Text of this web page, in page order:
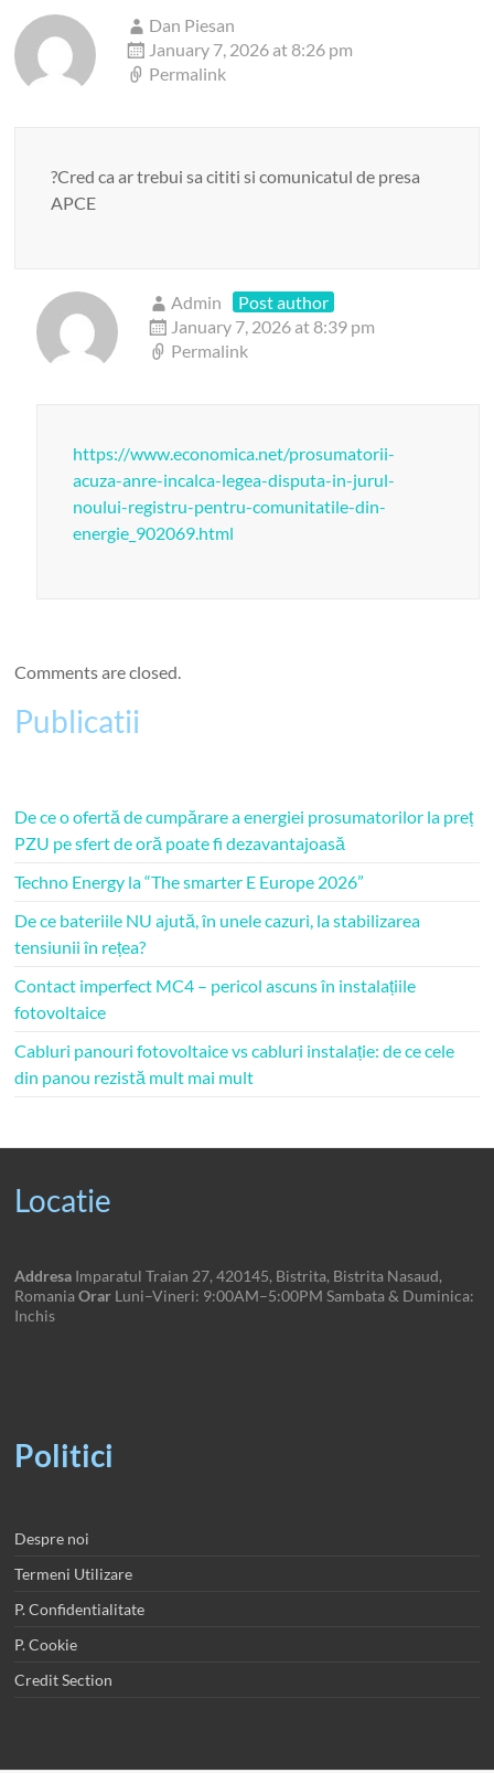
Dan Piesan
January 7, 2026 at 8:26 pm
Permalink
?Cred ca ar trebui sa cititi si comunicatul de presa
APCE
Admin
Post author
January 7, 2026 at 8:39 pm
Permalink
https://www.economica.net/prosumatorii-
acuza-anre-incalca-legea-disputa-in-jurul-
noului-registru-pentru-comunitatile-din-
energie_902069.html
Comments are closed.
Publicatii
De ce o ofertă de cumpărare a energiei prosumatorilor la preț
PZU pe sfert de oră poate fi dezavantajoasă
Techno Energy la “The smarter E Europe 2026”
De ce bateriile NU ajută, în unele cazuri, la stabilizarea
tensiunii în rețea?
Contact imperfect MC4 – pericol ascuns în instalațiile
fotovoltaice
Cabluri panouri fotovoltaice vs cabluri instalație: de ce cele
din panou rezistă mult mai mult
Locatie
Addresa Imparatul Traian 27, 420145, Bistrita, Bistrita Nasaud,
RomaniaOrar Luni–Vineri: 9:00AM–5:00PM Sambata & Duminica:
Inchis
Politici
Despre noi
Termeni Utilizare
P. Confidentialitate
P. Cookie
Credit Section